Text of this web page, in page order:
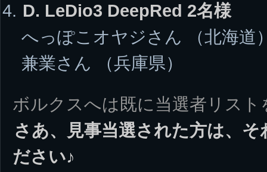
D. LeDio3 DeepRed 2名様
へっぽこオヤジさん （北海道
兼業さん （兵庫県）
ボルクスへは既に当選者リス
さあ、見事当選された方は、
ださい♪